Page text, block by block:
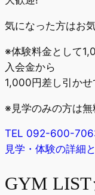
気になった方はお
※体験料金として
入会金から
1,000円差し引かせ
※見学のみの方は無
TEL 092-600-
見学・体験の詳細
GYM LIST